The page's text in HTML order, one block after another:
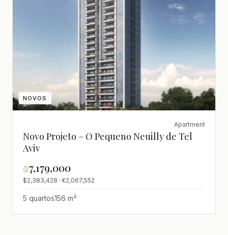
NOVOS
Apartment
Novo Projeto – O Pequeno Neuilly de Tel
Aviv
₪7,179,000
$2,383,428 · €2,067,552
5 quartos156 m²